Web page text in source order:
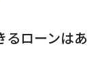
るローンはあ